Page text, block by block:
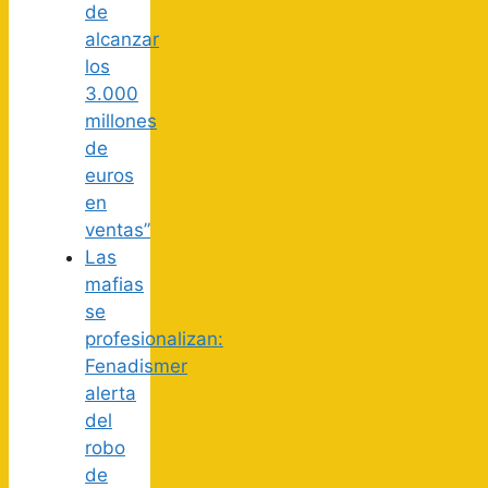
de
alcanzar
los
3.000
millones
de
euros
en
ventas”
Las
mafias
se
profesionalizan:
Fenadismer
alerta
del
robo
de